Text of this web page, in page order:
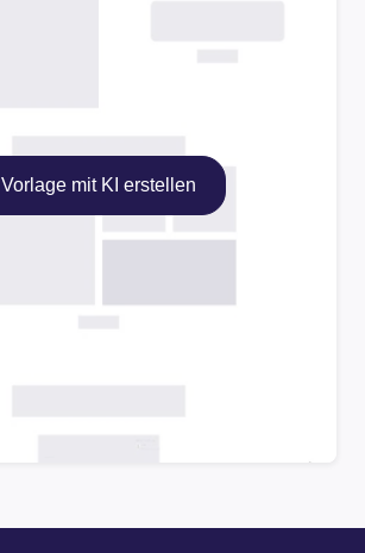
Vorlage mit KI erstellen